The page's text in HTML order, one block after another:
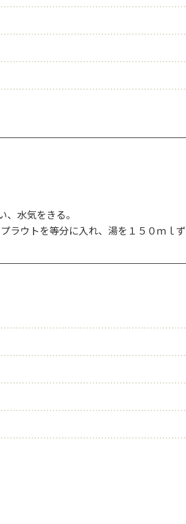
水気をきる。
ラウトを等分に入れ、湯を１５０ｍｌず